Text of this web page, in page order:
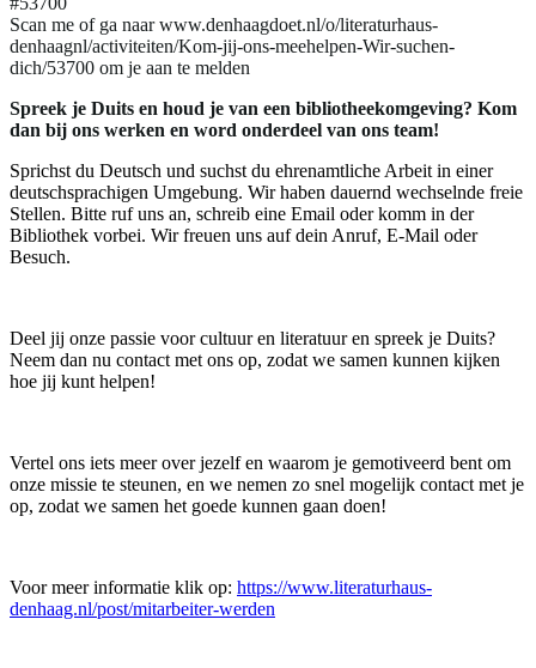
Scan me of ga naar www.denhaagdoet.nl/o/literaturhaus-
denhaagnl/activiteiten/Kom-jij-ons-meehelpen-Wir-suchen-
dich/53700 om je aan te melden
Spreek je Duits en houd je van een bibliotheekomgeving? Kom
dan bij ons werken en word onderdeel van ons team!
Sprichst du Deutsch und suchst du ehrenamtliche Arbeit in einer
deutschsprachigen Umgebung. Wir haben dauernd wechselnde freie
Stellen. Bitte ruf uns an, schreib eine Email oder komm in der
Bibliothek vorbei. Wir freuen uns auf dein Anruf, E-Mail oder
Besuch.
Deel jij onze passie voor cultuur en literatuur en spreek je Duits?
Neem dan nu contact met ons op, zodat we samen kunnen kijken
hoe jij kunt helpen!
Vertel ons iets meer over jezelf en waarom je gemotiveerd bent om
onze missie te steunen, en we nemen zo snel mogelijk contact met je
op, zodat we samen het goede kunnen gaan doen!
Voor meer informatie klik op: https://www.literaturhaus-
denhaag.nl/post/mitarbeiter-werden